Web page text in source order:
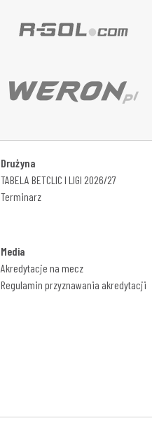
Drużyna
TABELA BETCLIC I LIGI 2026/27
Terminarz
Media
Akredytacje na mecz
Regulamin przyznawania akredytacji